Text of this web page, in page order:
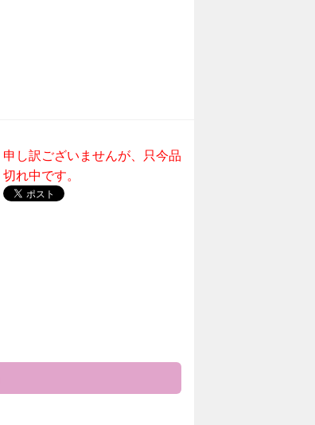
申し訳ございませんが、只今品
切れ中です。